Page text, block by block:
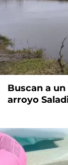
Buscan a
arroyo